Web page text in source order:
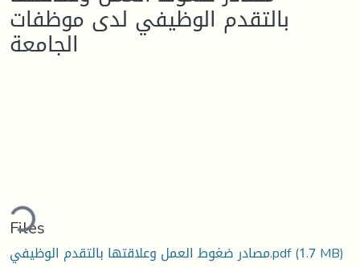
بالتقدم الوظيفي لدى موظفات
الجامعة
Files
مصادر ضغوط العمل وعلاقتها بالتقدم الوظيفي.pdf(1.7 MB)